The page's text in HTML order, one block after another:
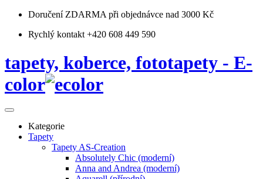
Doručení ZDARMA při objednávce nad 3000 Kč
Rychlý kontakt +420 608 449 590
tapety, koberce, fototapety - E-
color
Kategorie
Tapety
Tapety AS-Creation
Absolutely Chic (moderní)
Anna and Andrea (moderní)